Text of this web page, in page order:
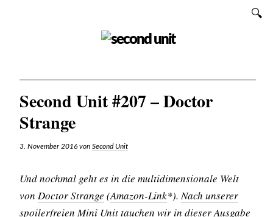
Second Unit #207 – Doctor
Strange
3. November 2016 von Second Unit
Und nochmal geht es in die multidimensionale Welt
von Doctor Strange (Amazon-Link*).Nach unserer
spoilerfreien Mini Unittauchen wir in dieser Ausgabe